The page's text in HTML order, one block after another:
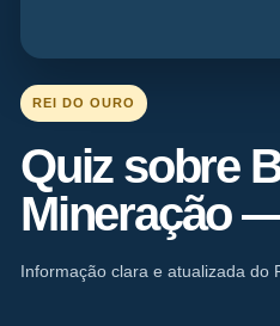
REI DO OURO
Quiz sobre
Mineração
Informação clara e atualizada do